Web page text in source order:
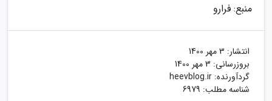
منبع: فرارو
انتشار: 3 مهر 1400
بروزرسانی: 3 مهر 1400
گردآورنده: heevblog.ir
شناسه مطلب: 6979